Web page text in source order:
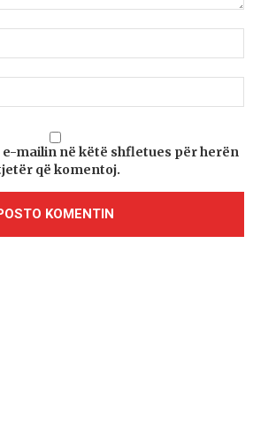
e-mailin në këtë shfletues për herën
që komentoj.